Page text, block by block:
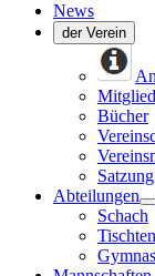
News
der Verein
Bücher
Satzung
Abteilungen
Schach